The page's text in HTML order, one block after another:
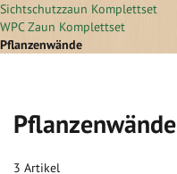
Sichtschutzzaun Komplettset
WPC Zaun Komplettset
Pflanzenwände
Pflanzenwände
3 Artikel